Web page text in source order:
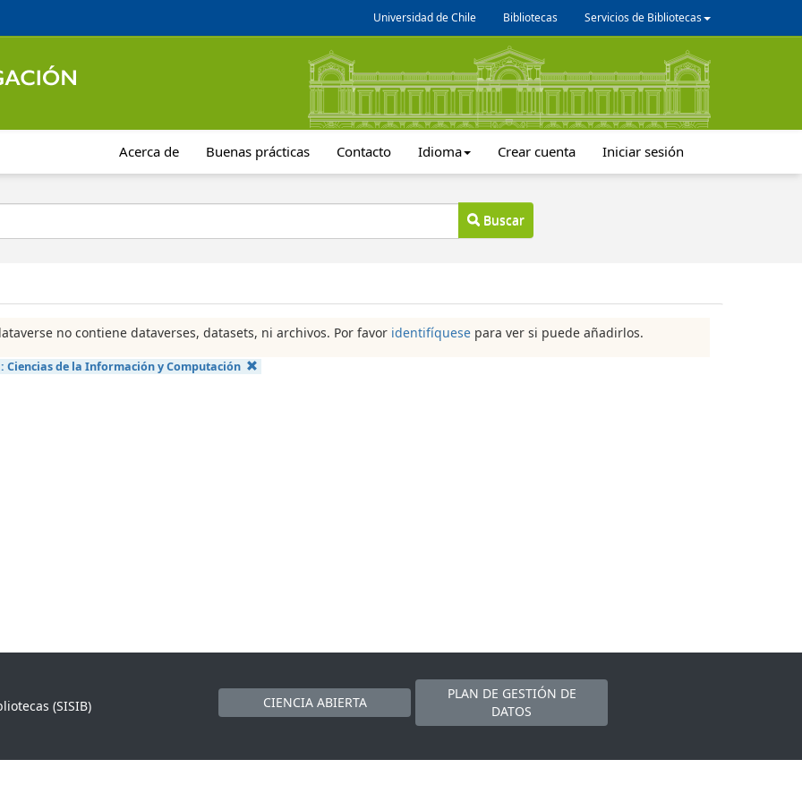
Universidad de Chile Bibliotecas Servicios de Bibliotecas
Acerca de Buenas prácticas Contacto Idioma Crear cuenta Iniciar sesión
Buscar
no contiene dataverses, datasets, ni archivos. Por favor identifíquese para ver si puede añadirlos.
Ciencias de la Información y Computación
(SISIB)
CIENCIA ABIERTA
PLAN DE GESTIÓN DE
DATOS